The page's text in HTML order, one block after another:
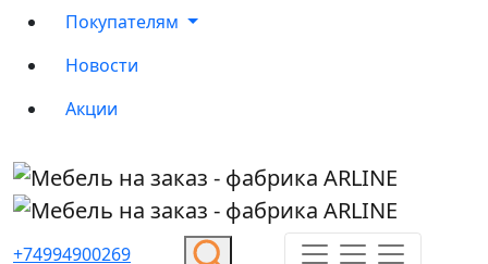
Покупателям
Новости
Акции
+74994900269